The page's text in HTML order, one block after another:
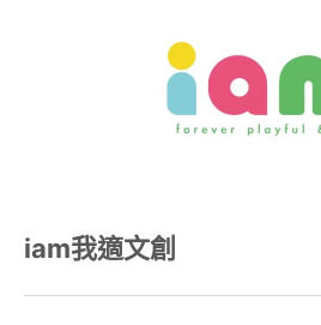
樓層導覽
iam我適文創